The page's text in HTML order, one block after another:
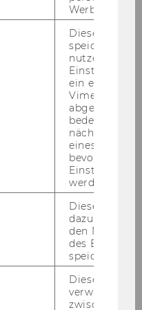
pe­ri­od)
Werbung
Dieses Cookie
speichert
ein
Vimeo-Video
abgespielt
bedeutet,
nächsten
eines Vimeo-
bevorzugten
werden.
Dieser
dazu
den
des
speichern.
Dieses
verwendet,
zwischen